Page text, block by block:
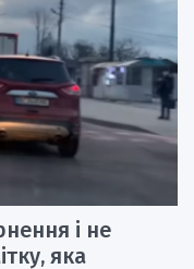
і не
яка